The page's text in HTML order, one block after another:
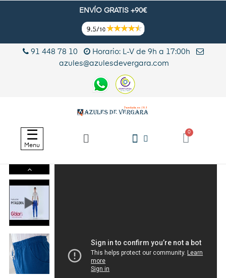
ENVÍO GRATIS +90€
91 448 78 10
Horario: L-V de 9h a 17:00h
azules@azulesdevergara.com
Navegación
de
palanca
☰
Menu